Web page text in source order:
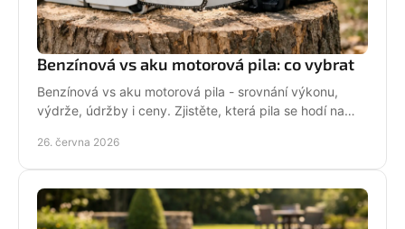
Benzínová vs aku motorová pila: co vybrat
Benzínová vs aku motorová pila - srovnání výkonu,
výdrže, údržby i ceny. Zjistěte, která pila se hodí na
26. června 2026